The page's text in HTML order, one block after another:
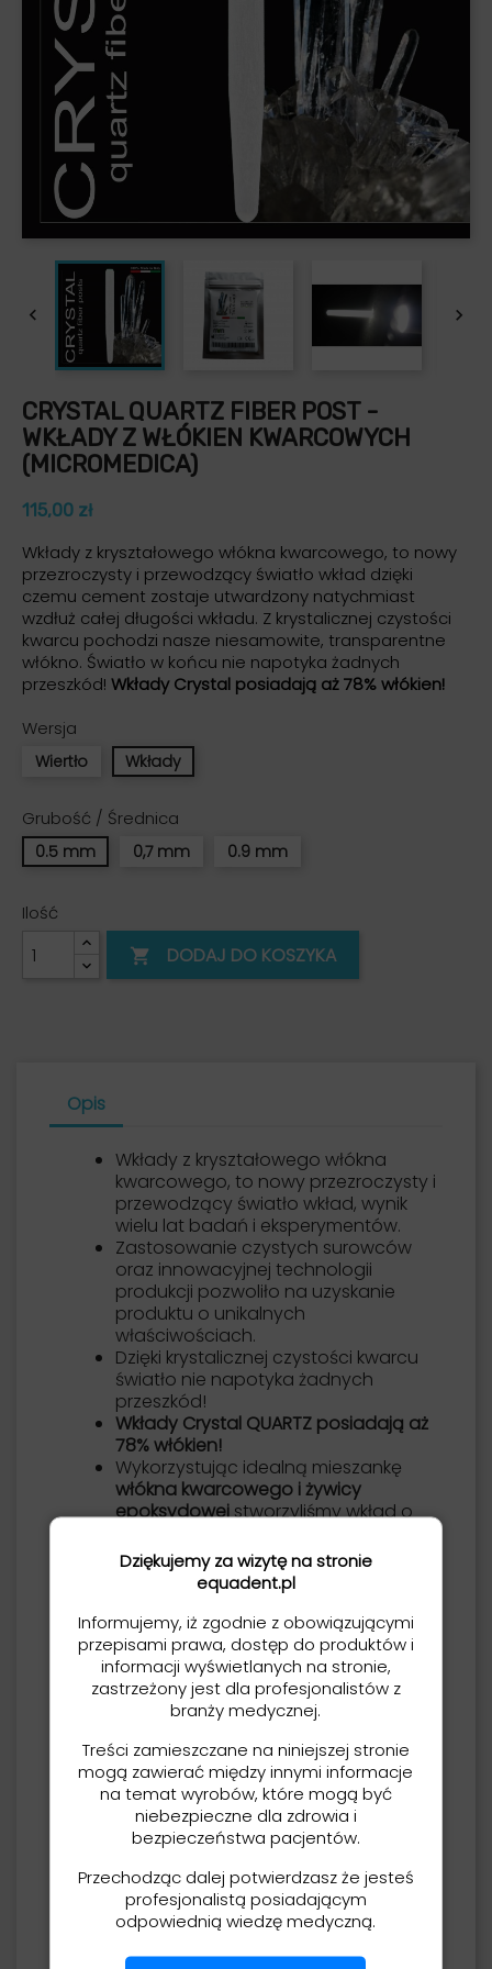
 
CRYSTAL QUARTZ FIBER POST -
WKŁADY Z WŁÓKIEN KWARCOWYCH
(MICROMEDICA)
115,00 zł
Wkłady z kryształowego włókna kwarcowego, to nowy
przezroczysty i przewodzący światło wkład dzięki
czemu cement zostaje utwardzony natychmiast
wzdłuż całej długości wkładu. Z krystalicznej czystości
kwarcu pochodzi nasze niesamowite, transparentne
włókno. Światło w końcu nie napotyka żadnych
przeszkód! Wkłady Crystal posiadają aż 78% włókien!
Wersja
Wiertło Wkłady
Grubość / Średnica
0.5 mm 0,7 mm 0.9 mm
Ilość
 DODAJ DO KOSZYKA
Opis
Wkłady z kryształowego włókna
kwarcowego, to nowy przezroczysty i
przewodzący światło wkład, wynik
wielu lat badań i eksperymentów.
Zastosowanie czystych surowców
oraz innowacyjnej technologii
produkcji pozwoliło na uzyskanie
produktu o unikalnych
właściwościach.
Dzięki krystalicznej czystości kwarcu
światło nie napotyka żadnych
przeszkód!
Wkłady Crystal QUARTZ posiadają aż
78% włókien!
Wykorzystując idealną mieszankę
włókna kwarcowego i żywicy
epoksydowejstworzyliśmy wkład o
wyjątkowych właściwościach
mechanicznych.
Cechy:
kwarc i 100% żywica epoksydowa
– przezroczysta, przewodząca
światło,
wkłady są doskonale
przeźroczyste i przepuszczają
światło do końca wkładu a tym
samym do końca kanału
korzeniowego, w ten sposób
możliwe jest zastosowanie
cementu światłoutwardzalnego,
zacementowanie wkładów
(zwykle trzeba odczekać 4
minuty), co więcej, utwardzanie
Dziękujemy za wizytę na stronie
equadent.pl
Informujemy, iż zgodnie z obowiązującymi
przepisami prawa, dostęp do produktów i
informacji wyświetlanych na stronie,
zastrzeżony jest dla profesjonalistów z
branży medycznej.
Treści zamieszczane na niniejszej stronie
mogą zawierać między innymi informacje
na temat wyrobów, które mogą być
niebezpieczne dla zdrowia i
bezpieczeństwa pacjentów.
Przechodząc dalej potwierdzasz że jesteś
profesjonalistą posiadającym
odpowiednią wiedzę medyczną.